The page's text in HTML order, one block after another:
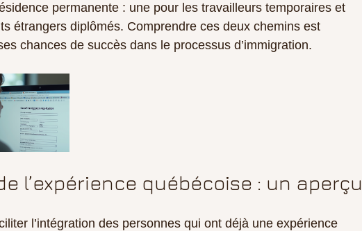
permanente : une pour les travailleurs temporaires et
étrangers diplômés. Comprendre ces deux chemins est
chances de succès dans le processus d’immigration.
l’expérience québécoise : un aperçu
l’intégration des personnes qui ont déjà une expérience